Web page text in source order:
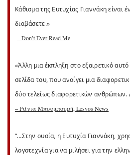
Κάθισμα της Ευτυχίας Γιαννάκη
διαβάσετε.»
– Don’t Ever Read Me
«Άλλη μια έκπληξη στο εξαιρετικό
σελίδα του, που ανοίγει μια
δύο τελείως διαφορετικών ανθρώπων.
– Ράνια Μπουμπουρή, Lesvos News
“…Στην ουσία, η Ευτυχία Γιαννάκη,
λογοτεχνία για να μιλήσει για την